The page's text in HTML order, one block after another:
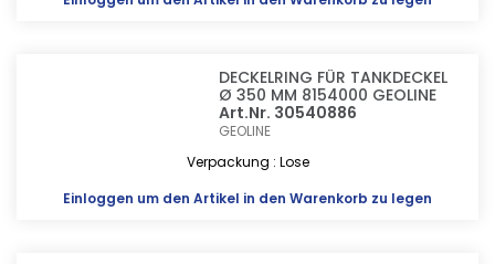
DECKELRING FÜR TANKDECKEL
Ø 350 MM 8154000 GEOLINE
Art.Nr. 30540886
GEOLINE
Verpackung : Lose
Einloggen um den Artikel in den Warenkorb zu legen